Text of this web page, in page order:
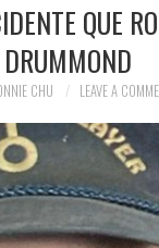
QUE
CHU LEAVE A